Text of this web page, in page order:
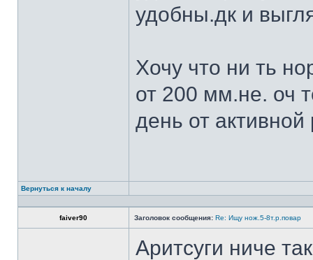
удобны.дк и
Хочу что ни ть
от 200 мм.не. оч
день от
Вернуться к началу
faiver90 Заголовок сообщения: Re: Ищу нож.5-8т.р.повар
Аритсуги ниче